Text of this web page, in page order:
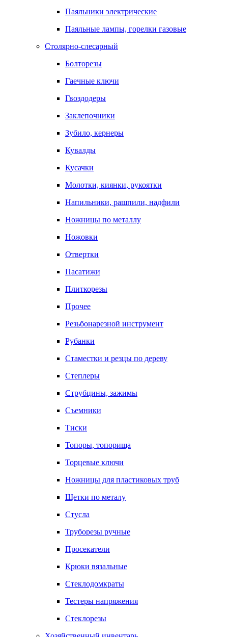
Паяльники электрические
Паяльные лампы, горелки газовые
Столярно-слесарный
Болторезы
Гаечные ключи
Гвоздодеры
Заклепочники
Зубило, кернеры
Кувалды
Кусачки
Молотки, киянки, рукоятки
Напильники, рашпили, надфили
Ножницы по металлу
Ножовки
Отвертки
Пасатижи
Плиткорезы
Прочее
Резьбонарезной инструмент
Рубанки
Стаместки и резцы по дереву
Степлеры
Струбцины, зажимы
Съемники
Тиски
Топоры, топорища
Торцевые ключи
Ножницы для пластиковых труб
Щетки по металу
Стусла
Труборезы ручные
Просекатели
Крюки вязальные
Стеклодомкраты
Тестеры напряжения
Стеклорезы